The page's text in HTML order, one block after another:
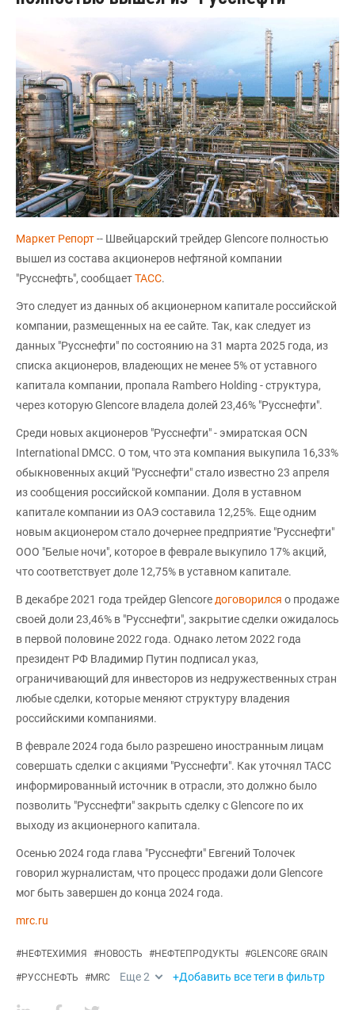
Маркет Репорт-- Швейцарский трейдер Glencore полностью
вышел из состава акционеров нефтяной компании
"Русснефть", сообщаетТАСС.
Это следует из данных об акционерном капитале российской
компании, размещенных на ее сайте. Так, как следует из
данных "Русснефти" по состоянию на 31 марта 2025 года, из
списка акционеров, владеющих не менее 5% от уставного
капитала компании, пропала Rambero Holding - структура,
через которую Glencore владела долей 23,46% "Русснефти".
Среди новых акционеров "Русснефти" - эмиратская OCN
International DMCC. О том, что эта компания выкупила 16,33%
обыкновенных акций "Русснефти" стало известно 23 апреля
из сообщения российской компании. Доля в уставном
капитале компании из ОАЭ составила 12,25%. Еще одним
новым акционером стало дочернее предприятие "Русснефти"
ООО "Белые ночи", которое в феврале выкупило 17% акций,
что соответствует доле 12,75% в уставном капитале.
В декабре 2021 года трейдер Glencoreдоговорился о продаже
своей доли 23,46% в "Русснефти", закрытие сделки ожидалось
в первой половине 2022 года. Однако летом 2022 года
президент РФ Владимир Путин подписал указ,
ограничивающий для инвесторов из недружественных стран
любые сделки, которые меняют структуру владения
российскими компаниями.
В феврале 2024 года было разрешено иностранным лицам
совершать сделки с акциями "Русснефти". Как уточнял ТАСС
информированный источник в отрасли, это должно было
позволить "Русснефти" закрыть сделку с Glencore по их
выходу из акционерного капитала.
Осенью 2024 года глава "Русснефти" Евгений Толочек
говорил журналистам, что процесс продажи доли Glencore
мог быть завершен до конца 2024 года.
mrc.ru
#НЕФТЕХИМИЯ #НОВОСТЬ #НЕФТЕПРОДУКТЫ #GLENCORE GRAIN
#РУССНЕФТЬ #MRC Еще2 +Добавить все теги в фильтр